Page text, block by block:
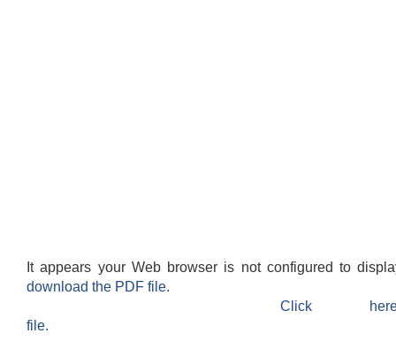
It appears your Web browser is not configured to
download the PDF file.
Click
file.